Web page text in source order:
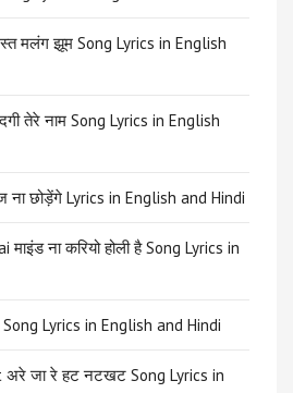
मलंग झूम Song Lyrics in English
तेरे नाम Song Lyrics in English
छोड़ेंगे Lyrics in English and Hindi
ना करियो होली है Song Lyrics in
Lyrics in English and Hindi
अरे जा रे हट नटखट Song Lyrics in